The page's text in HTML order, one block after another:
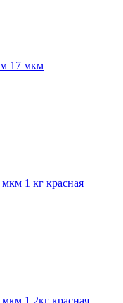
м 17 мкм
1 кг красная
1,2кг красная